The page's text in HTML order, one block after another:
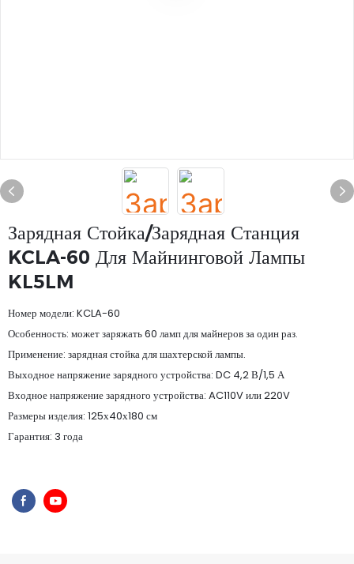
Зарядная Стойка/зарядная Станция
KCLA-60 Для Майнинговой Лампы
KL5LM
Номер модели: KCLA-60
Особенность: может заряжать 60 ламп для майнеров за один раз.
Применение: зарядная стойка для шахтерской лампы.
Выходное напряжение зарядного устройства: DC 4,2 В/1,5 А
Входное напряжение зарядного устройства: AC110V или 220V
Размеры изделия: 125х40х180 см
Гарантия: 3 года